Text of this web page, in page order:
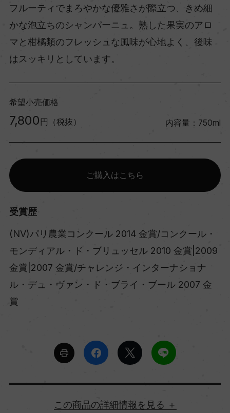
フルーティでまろやかな優雅さが際立つ、きめ細
かな泡立ちのシャンパーニュ。熟した果実のアロ
マと柑橘類のフレッシュな風味が心地よく、後味
はスッキリとしています。
希望小売価格
7,800 円（税抜） 内容量：750ml
ご購入はこちら
受賞歴
(NV)パリ農業コンクール 2014 金賞/コンクール・
モンディアル・ド・ブリュッセル 2010 金賞|2009
金賞|2007 金賞/チャレンジ・インターナショナ
ル・デュ・ヴァン・ド・ブライ・ブール 2007 金
賞
詳細情報